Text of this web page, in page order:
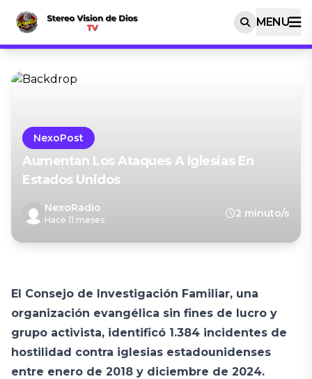
MENU
NexoPost
Aumentan Los Ataques A Iglesias En
Estados Unidos
NexoRadio
Hace 11 meses
2 minuto/s
El Consejo de Investigación Familiar, una
organización evangélica sin fines de lucro y
grupo activista, identificó 1.384 incidentes de
hostilidad contra iglesias estadounidenses
entre enero de 2018 y diciembre de 2024.